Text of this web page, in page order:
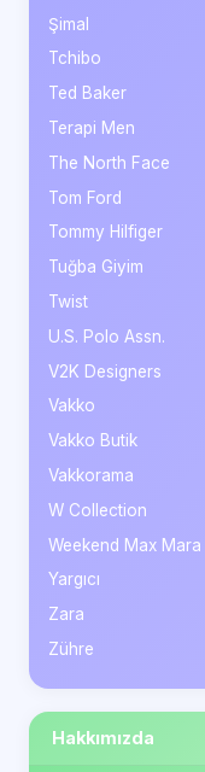
Şimal
Tchibo
Ted Baker
Terapi Men
The North Face
Tom Ford
Tommy Hilfiger
Tuğba Giyim
Twist
U.S. Polo Assn.
V2K Designers
Vakko
Vakko Butik
Vakkorama
W Collection
Weekend Max Mara
Yargıcı
Zara
Zühre
Hakkımızda